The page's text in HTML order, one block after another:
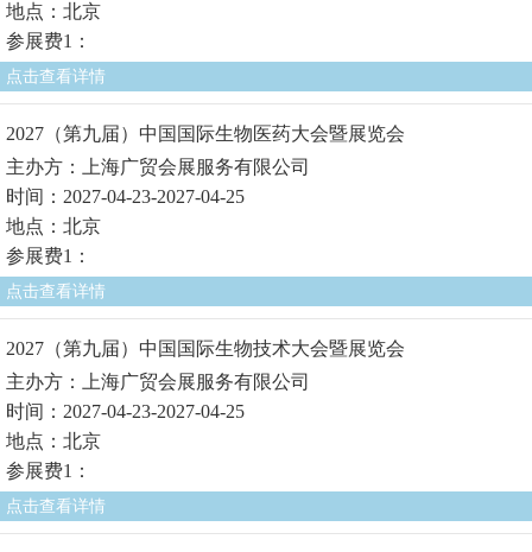
地点：北京
参展费1：
点击查看详情
2027（第九届）中国国际生物医药大会暨展览会
主办方：上海广贸会展服务有限公司
时间：2027-04-23-2027-04-25
地点：北京
参展费1：
点击查看详情
2027（第九届）中国国际生物技术大会暨展览会
主办方：上海广贸会展服务有限公司
时间：2027-04-23-2027-04-25
地点：北京
参展费1：
点击查看详情